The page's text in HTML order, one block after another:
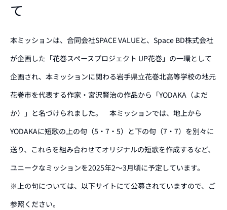
て
本ミッションは、合同会社SPACE VALUEと、Space BD株式会社
が企画した「花巻スペースプロジェクト UP花巻」の一環として
企画され、本ミッションに関わる岩手県立花巻北高等学校の地元
花巻市を代表する作家・宮沢賢治の作品から「YODAKA（よだ
か）」と名づけられました。 本ミッションでは、 地上から
YODAKAに短歌の上の句（5・7・5）と下の句（7・7）を別々に
送り、これらを組み合わせてオリジナルの短歌を作成するなど、
ユニークなミッションを2025年2〜3月頃に予定しています。
※上の句については、以下サイトにて公募されていますので、ご
参照ください。